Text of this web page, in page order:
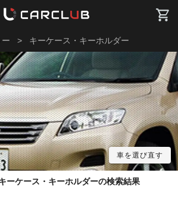
> キーケース・キーホルダー
車を選び直す
ーケース・キーホルダーの検索結果